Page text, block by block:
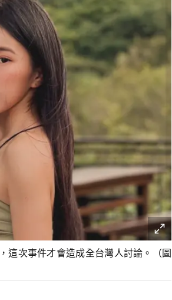
這次事件才會造成全台灣人討論。（圖